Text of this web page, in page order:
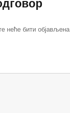
неће бити објављена.